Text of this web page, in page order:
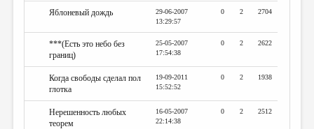
Яблоневый дождь
29-06-2007
13:29:57
0 2 2704
***(Есть это небо без
границ)
25-05-2007
17:54:38
0 2 2622
Когда свободы сделал пол
глотка
19-09-2011
15:52:52
0 2 1938
Нерешенность любых
теорем
16-05-2007
22:14:38
0 2 2512